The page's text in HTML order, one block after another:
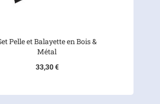
Pelle et Balayette en Bois &
Métal
33,30 €